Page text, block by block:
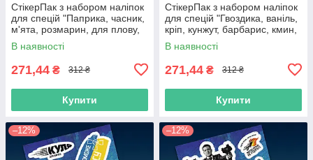
СтікерПак з набором наліпок
для спецій "Паприка, часник,
м'ята, розмарин, для плову,
суміш перців тощо".
В наявності
271,44 ₴ 312 ₴
Купити
СтікерПак з набором наліпок
для спецій "Гвоздика, ваніль,
кріп, кунжут, барбарис, кмин,
базилік, карі тощо".
В наявності
271,44 ₴ 312 ₴
Купити
–12% –12%